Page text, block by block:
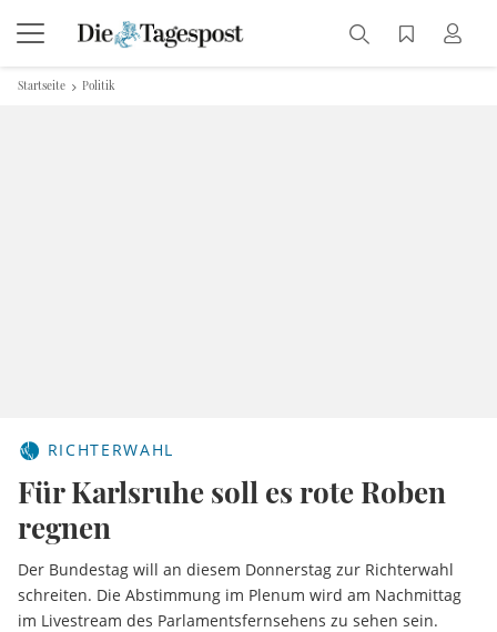
Startseite Politik
RICHTERWAHL
Für Karlsruhe soll es rote Roben
regnen
Der Bundestag will an diesem Donnerstag zur Richterwahl
schreiten. Die Abstimmung im Plenum wird am Nachmittag
im Livestream des Parlamentsfernsehens zu sehen sein.